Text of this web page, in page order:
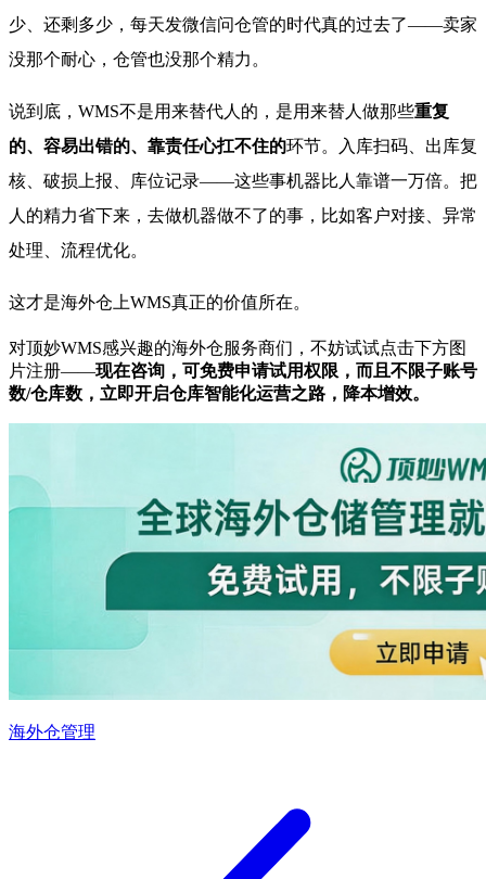
少、还剩多少，每天发微信问仓管的时代真的过去了——卖家
没那个耐心，仓管也没那个精力。
说到底，WMS不是用来替代人的，是用来替人做那些重复
的、容易出错的、靠责任心扛不住的环节。入库扫码、出库复
核、破损上报、库位记录——这些事机器比人靠谱一万倍。把
人的精力省下来，去做机器做不了的事，比如客户对接、异常
处理、流程优化。
这才是海外仓上WMS真正的价值所在。
对顶妙WMS感兴趣的海外仓服务商们，不妨试试点击下方图
片注册——现在咨询，可免费申请试用权限，而且不限子账号
数/仓库数，立即开启仓库智能化运营之路，降本增效。
海外仓管理